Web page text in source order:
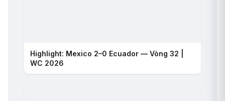
Highlight: Mexico 2–0 Ecuador — Vòng 32 |
WC 2026